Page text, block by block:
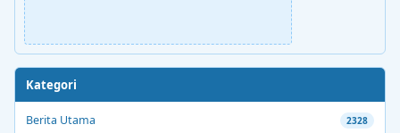
Kategori
Berita Utama 2328